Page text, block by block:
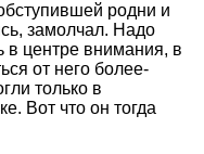
родни и
замолчал. Надо
центре внимания, в
от него более-
только в
Вот что он тогда